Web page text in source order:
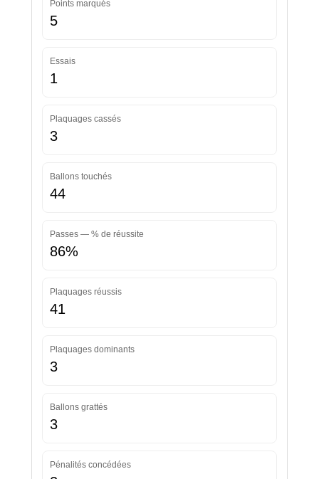
Points marqués
5
Essais
1
Plaquages cassés
3
Ballons touchés
44
Passes — % de réussite
86%
Plaquages réussis
41
Plaquages dominants
3
Ballons grattés
3
Pénalités concédées